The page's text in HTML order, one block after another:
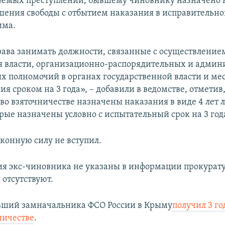
свободы с отбытием наказания в
занимать должности, связанные с
власти, организационно-распорядительных и
полномочий в органах государственной власти и
сроком на 3 года», – добавили в ведомстве,
взяточничестве назначены наказания в виде 4 лет
назначены условно с испытательный срок на 3
силу не вступил.
экс-чиновника не указаны в информации
замначальника ФСО России в Крымуполучил 3
.